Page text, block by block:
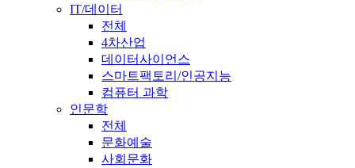
IT/데이터
전체
4차산업
데이터사이언스
스마트팩토리/인공지능
컴퓨터 과학
인문학
전체
문화예술
사회문화